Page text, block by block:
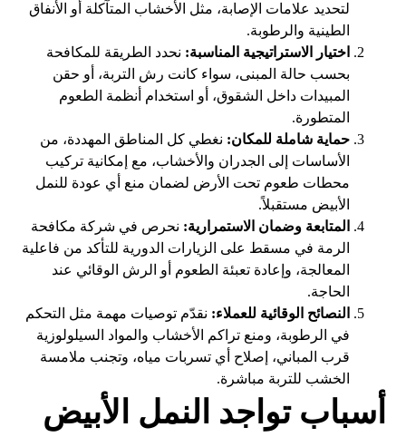
لتحديد علامات الإصابة، مثل الأخشاب المتآكلة أو الأنفاق
الطينية والرطوبة.
اختيار الاستراتيجية المناسبة: نحدد الطريقة للمكافحة
بحسب حالة المبنى، سواء كانت رش التربة، أو حقن
المبيدات داخل الشقوق، أو استخدام أنظمة الطعوم
المتطورة.
حماية شاملة للمكان: نغطي كل المناطق المهددة، من
الأساسات إلى الجدران والأخشاب، مع إمكانية تركيب
محطات طعوم تحت الأرض لضمان منع أي عودة للنمل
الأبيض مستقبلاً.
المتابعة وضمان الاستمرارية: نحرص في شركة مكافحة
الرمة في مسقط على الزيارات الدورية للتأكد من فاعلية
المعالجة، وإعادة تعبئة الطعوم أو الرش الوقائي عند
الحاجة.
النصائح الوقائية للعملاء: نقدّم توصيات مهمة مثل التحكم
في الرطوبة، ومنع تراكم الأخشاب والمواد السيلولوزية
قرب المباني، إصلاح أي تسربات مياه، وتجنب ملامسة
الخشب للتربة مباشرة.
أسباب تواجد النمل الأبيض